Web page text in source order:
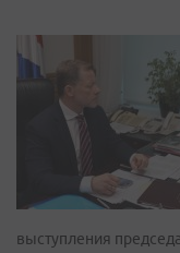
выступления